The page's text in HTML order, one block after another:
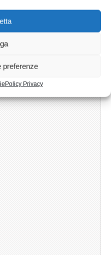
preferenze
Policy Privacy